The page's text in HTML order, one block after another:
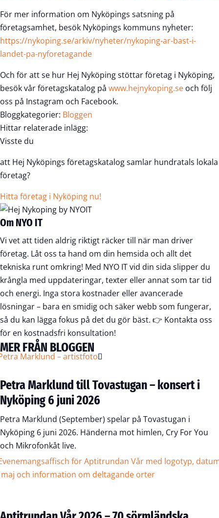
För mer information om Nyköpings satsning på
företagsamhet, besök Nyköpings kommuns nyheter:
https://nykoping.se/arkiv/nyheter/nykoping-ar-bast-i-
landet-pa-nyforetagande
Och för att se hur Hej Nyköping stöttar företag i Nyköping,
besök vår företagskatalog på www.hejnykoping.se och följ
oss på Instagram och Facebook.
Bloggkategorier: Bloggen
Hittar relaterade inlägg:
Visste du
att Hej Nyköpings företagskatalog samlar hundratals lokala
företag?
Hitta företag i Nyköping nu!
Om NYO IT
Vi vet att tiden aldrig riktigt räcker till när man driver
företag. Låt oss ta hand om din hemsida och allt det
tekniska runt omkring! Med NYO IT vid din sida slipper du
krångla med uppdateringar, texter eller annat som tar tid
och energi. Inga stora kostnader eller avancerade
lösningar – bara en smidig och säker webb som fungerar,
så du kan lägga fokus på det du gör bäst. 👉 Kontakta oss
för en kostnadsfri konsultation!
MER FRÅN BLOGGEN
Petra Marklund till Tovastugan – konsert i
Nyköping 6 juni 2026
Petra Marklund (September) spelar på Tovastugan i
Nyköping 6 juni 2026. Händerna mot himlen, Cry For You
och Mikrofonkåt live.